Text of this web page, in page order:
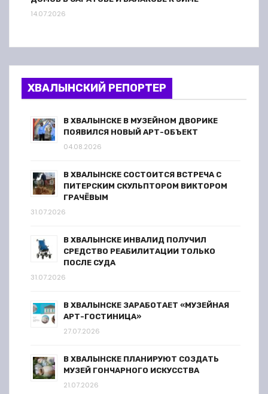
14.07.2026
ХВАЛЫНСКИЙ РЕПОРТЕР
В ХВАЛЫНСКЕ В МУЗЕЙНОМ ДВОРИКЕ
ПОЯВИЛСЯ НОВЫЙ АРТ-ОБЪЕКТ
04.08.2026
В ХВАЛЫНСКЕ СОСТОИТСЯ ВСТРЕЧА С
ПИТЕРСКИМ СКУЛЬПТОРОМ ВИКТОРОМ
ГРАЧЁВЫМ
31.07.2026
В ХВАЛЫНСКЕ ИНВАЛИД ПОЛУЧИЛ
СРЕДСТВО РЕАБИЛИТАЦИИ ТОЛЬКО
ПОСЛЕ СУДА
31.07.2026
В ХВАЛЫНСКЕ ЗАРАБОТАЕТ «МУЗЕЙНАЯ
АРТ-ГОСТИНИЦА»
27.07.2026
В ХВАЛЫНСКЕ ПЛАНИРУЮТ СОЗДАТЬ
МУЗЕЙ ГОНЧАРНОГО ИСКУССТВА
21.07.2026